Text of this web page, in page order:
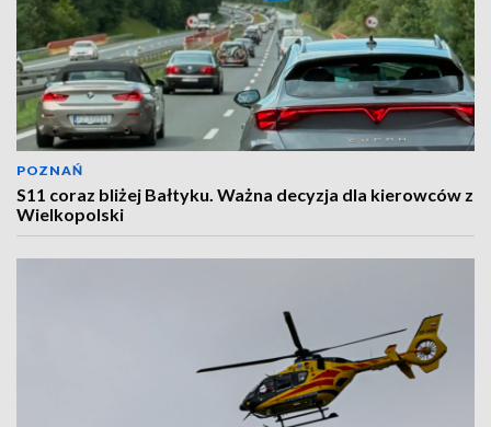
POZNAŃ
S11 coraz bliżej Bałtyku. Ważna decyzja dla kierowców z
Wielkopolski